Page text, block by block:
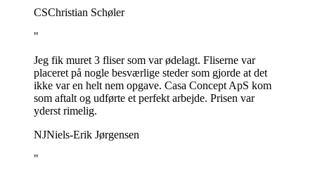
CSChristian Schøler
"
Jeg fik muret 3 fliser som var ødelagt. Fliserne var
placeret på nogle besværlige steder som gjorde at det
ikke var en helt nem opgave. Casa Concept ApS kom
som aftalt og udførte et perfekt arbejde. Prisen var
yderst rimelig.
NJNiels-Erik Jørgensen
"